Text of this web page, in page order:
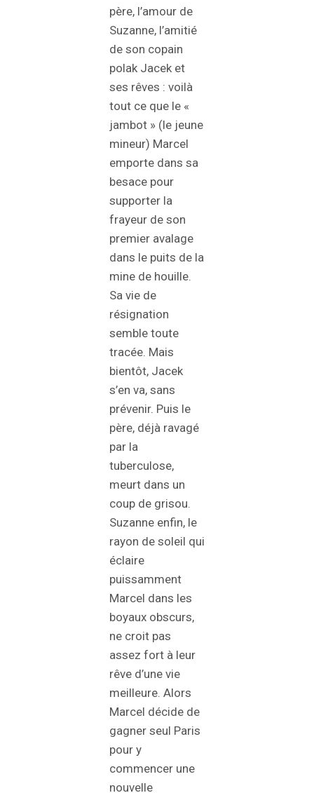
père, l’amour de
Suzanne, l’amitié
de son copain
polak Jacek et
ses rêves : voilà
tout ce que le «
jambot » (le jeune
mineur) Marcel
emporte dans sa
besace pour
supporter la
frayeur de son
premier avalage
dans le puits de la
mine de houille.
Sa vie de
résignation
semble toute
tracée. Mais
bientôt, Jacek
s’en va, sans
prévenir. Puis le
père, déjà ravagé
par la
tuberculose,
meurt dans un
coup de grisou.
Suzanne enfin, le
rayon de soleil qui
éclaire
puissamment
Marcel dans les
boyaux obscurs,
ne croit pas
assez fort à leur
rêve d’une vie
meilleure. Alors
Marcel décide de
gagner seul Paris
pour y
commencer une
nouvelle